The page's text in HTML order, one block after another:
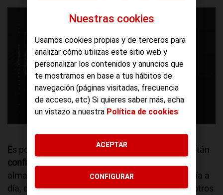
Es por eso que, cada vez más, las compañías están
confiando en estas soluciones en la nube
almacenar e intercambiar esa información del día a
día, dejando la más privada y confidencial para otros
Nuestras cookies
Usamos cookies propias y de terceros para
analizar cómo utilizas este sitio web y
personalizar los contenidos y anuncios que
te mostramos en base a tus hábitos de
navegación (páginas visitadas, frecuencia
de acceso, etc) Si quieres saber más, echa
un vistazo a nuestra Política de cookies
ACEPTAR
CONFIGURAR